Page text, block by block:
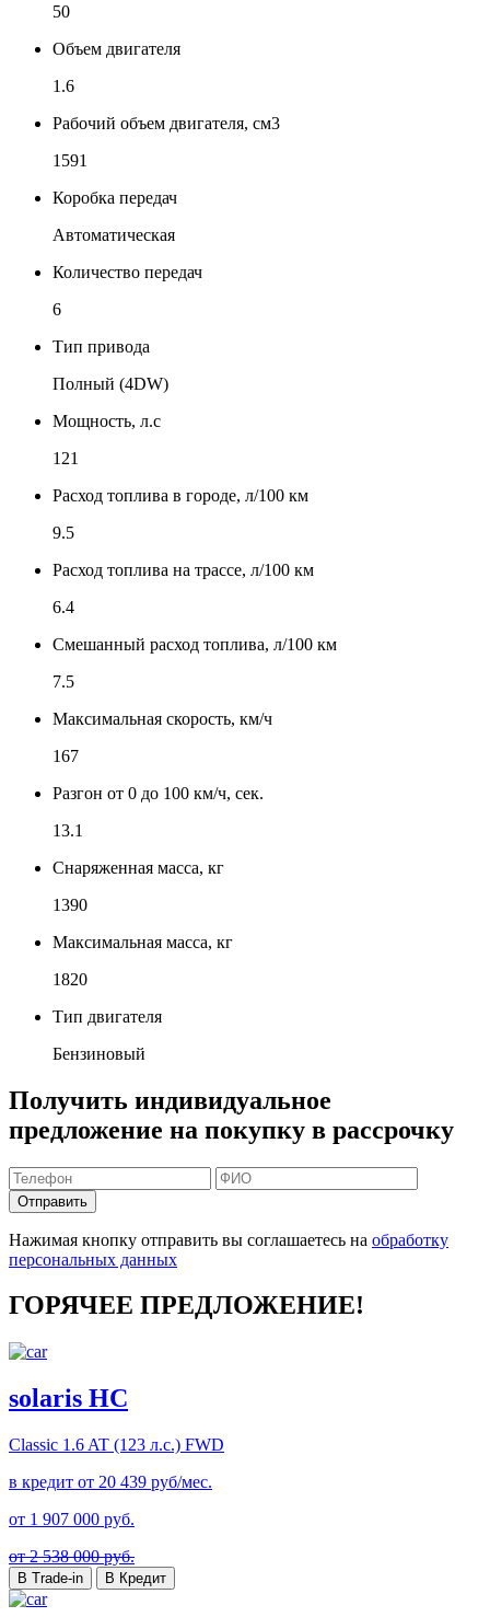
50
Объем двигателя
1.6
Рабочий объем двигателя, см3
1591
Коробка передач
Автоматическая
Количество передач
6
Тип привода
Полный (4DW)
Мощность, л.с
121
Расход топлива в городе, л/100 км
9.5
Расход топлива на трассе, л/100 км
6.4
Смешанный расход топлива, л/100 км
7.5
Максимальная скорость, км/ч
167
Разгон от 0 до 100 км/ч, сек.
13.1
Снаряженная масса, кг
1390
Максимальная масса, кг
1820
Тип двигателя
Бензиновый
Получить индивидуальное
предложение на покупку в рассрочку
Отправить
Нажимая кнопку отправить вы соглашаетесь на обработку
персональных данных
ГОРЯЧЕЕ ПРЕДЛОЖЕНИЕ!
solaris HC
Classic 1.6 AT (123 л.с.) FWD
в кредит от 20 439 руб/мес.
от 1 907 000 руб.
от 2 538 000 руб.
В Trade-in В Кредит